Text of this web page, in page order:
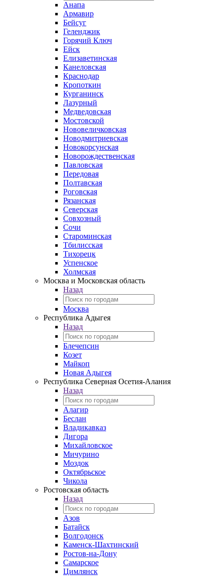
Анапа
Армавир
Бейсуг
Геленджик
Горячий Ключ
Ейск
Елизаветинская
Канеловская
Краснодар
Кропоткин
Курганинск
Лазурный
Медведовская
Мостовской
Нововеличковская
Новодмитриевская
Новокорсунская
Новорождественская
Павловская
Передовая
Полтавская
Роговская
Рязанская
Северская
Совхозный
Сочи
Староминская
Тбилисская
Тихорецк
Успенское
Холмская
Москва и Московская область
Назад
Москва
Республика Адыгея
Назад
Блечепсин
Козет
Майкоп
Новая Адыгея
Республика Северная Осетия-Алания
Назад
Алагир
Беслан
Владикавказ
Дигора
Михайловское
Мичурино
Моздок
Октябрьское
Чикола
Ростовская область
Назад
Азов
Батайск
Волгодонск
Каменск-Шахтинский
Ростов-на-Дону
Самарское
Цимлянск